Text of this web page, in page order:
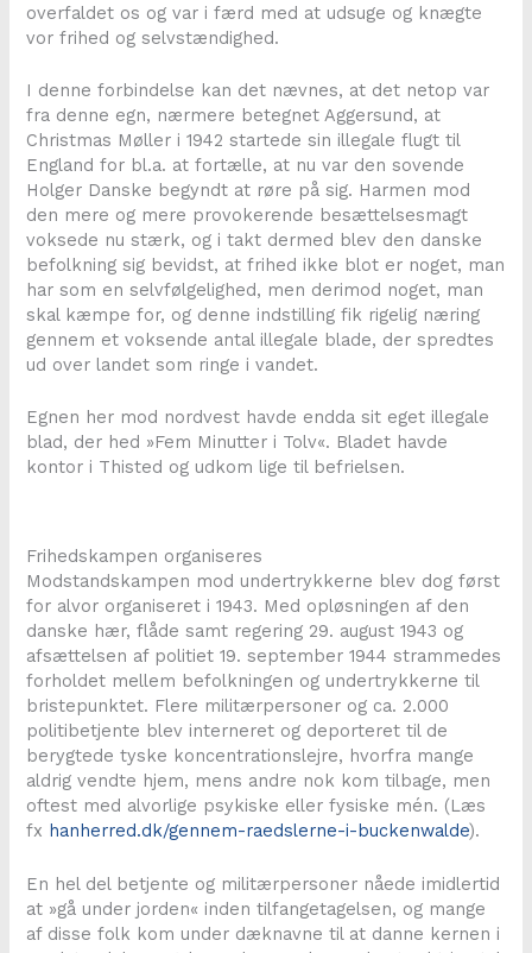
overfaldet os og var i færd med at udsuge og knægte
vor frihed og selvstændighed.
I denne forbindelse kan det nævnes, at det netop var
fra denne egn, nærmere betegnet Aggersund, at
Christmas Møller i 1942 startede sin illegale flugt til
England for bl.a. at fortælle, at nu var den sovende
Holger Danske begyndt at røre på sig. Harmen mod
den mere og mere provokerende besættelsesmagt
voksede nu stærk, og i takt dermed blev den danske
befolkning sig bevidst, at frihed ikke blot er noget, man
har som en selvfølgelighed, men derimod noget, man
skal kæmpe for, og denne indstilling fik rigelig næring
gennem et voksende antal illegale blade, der spredtes
ud over landet som ringe i vandet.
Egnen her mod nordvest havde endda sit eget illegale
blad, der hed »Fem Minutter i Tolv«. Bladet havde
kontor i Thisted og udkom lige til befrielsen.
Frihedskampen organiseres
Modstandskampen mod undertrykkerne blev dog først
for alvor organiseret i 1943. Med opløsningen af den
danske hær, flåde samt regering 29. august 1943 og
afsættelsen af politiet 19. september 1944 strammedes
forholdet mellem befolkningen og undertrykkerne til
bristepunktet. Flere militærpersoner og ca. 2.000
politibetjente blev interneret og deporteret til de
berygtede tyske koncentrationslejre, hvorfra mange
aldrig vendte hjem, mens andre nok kom tilbage, men
oftest med alvorlige psykiske eller fysiske mén. (Læs
fx hanherred.dk/gennem-raedslerne-i-buckenwalde).
En hel del betjente og militærpersoner nåede imidlertid
at »gå under jorden« inden tilfangetagelsen, og mange
af disse folk kom under dæknavne til at danne kernen i